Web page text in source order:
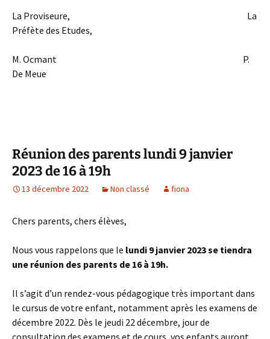
La Proviseure, La
Préfète des Etudes,
M. Ocmant P.
De Meue
Réunion des parents lundi 9 janvier
2023 de 16 à 19h
13 décembre 2022 Non classé fiona
Chers parents, chers élèves,
Nous vous rappelons que le lundi 9 janvier 2023 se tiendra
une réunion des parents de 16 à 19h.
Il s’agit d’un rendez-vous pédagogique très important dans
le cursus de votre enfant, notamment après les examens de
décembre 2022. Dès le jeudi 22 décembre, jour de